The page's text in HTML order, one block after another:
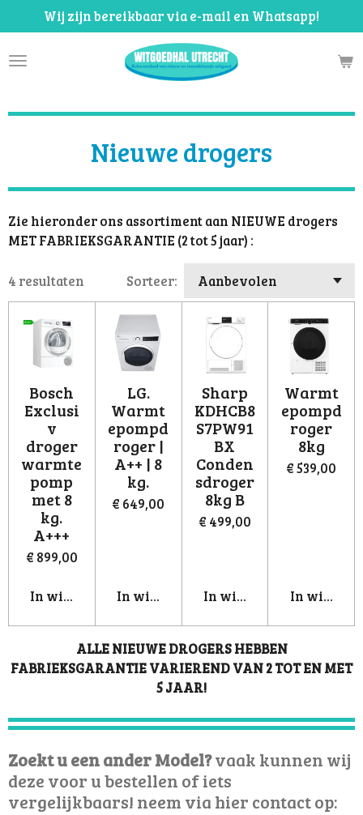
direct
naar
Wij zijn bereikbaar via e-mail en Whatsapp!
Nieuwe drogers
Zie hieronder ons assortiment aan NIEUWE drogers
MET FABRIEKSGARANTIE (2 tot 5 jaar) :
4 resultaten Sorteer:
Bosch
Exclusi
v
droger
warmte
pomp
met 8
kg.
A+++
€ 899,00
In winkelwagen
LG.
Warmt
epompd
roger |
A++ | 8
kg.
€ 649,00
In winkelwagen
Sharp
KDHCB8
S7PW91
BX
Conden
sdroger
8kg B
€ 499,00
In winkelwagen
Warmt
epompd
roger
8kg
€ 539,00
In
ALLE NIEUWE DROGERS HEBBEN
FABRIEKSGARANTIE VARIEREND VAN 2 TOT EN MET
5 JAAR!
Zoekt u een ander Model?vaak kunnen wij
deze voor u bestellen of iets
vergelijkbaars! neem via hier contact op: